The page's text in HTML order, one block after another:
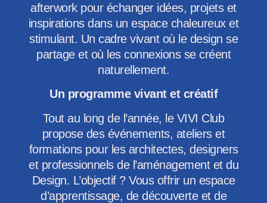
afterwork pour échanger idées, projets et
inspirations dans un espace chaleureux et
stimulant. Un cadre vivant où le design se
partage et où les connexions se créent
naturellement.
Un programme vivant et créatif
Tout au long de l’année, le VIVI Club
propose des événements, ateliers et
formations pour les architectes, designers
et professionnels de l’aménagement et du
Design. L’objectif ? Vous offrir un espace
d’apprentissage, de découverte et de